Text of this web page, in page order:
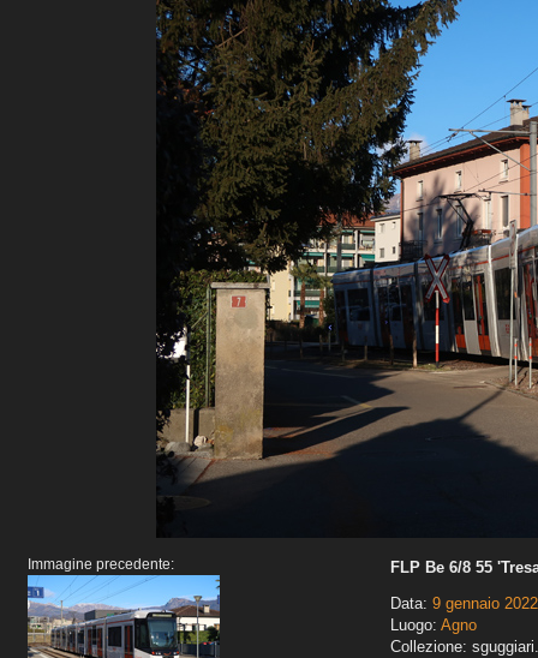
Immagine precedente:
FLP Be 6/8 55
Data: 9 gennaio 2022
Luogo: Agno
Collezione: